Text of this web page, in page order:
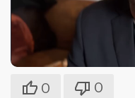
0 0